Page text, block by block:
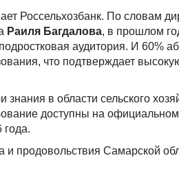
Россельхозбанк. По словам
Раиля Багдалова, в прошлом
аудитория. И 60%
что подтверждает
знания в области сельского
доступны на
года.
и продовольствия Самарской